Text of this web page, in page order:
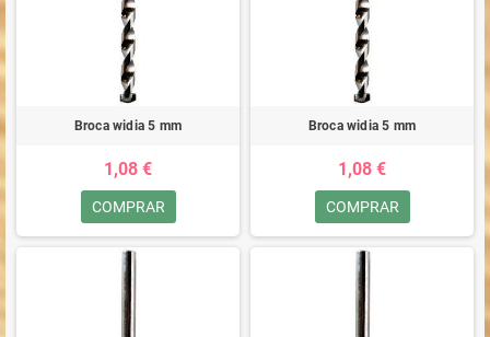
Broca widia 5 mm
1,08 €
COMPRAR
Broca widia 5 mm
1,08 €
COMPRAR